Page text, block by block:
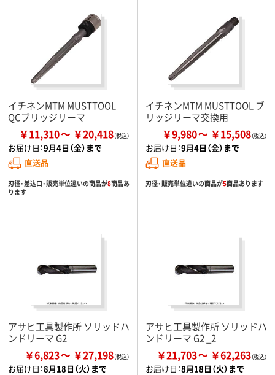
イチネンMTM MUSTTOOL
QCブリッジリーマ
￥11,310 ￥20,418
お届け日：9月4日（金）まで
直送品
刃径・差込口・販売単位違いの商品が8商品あ
ります
イチネンMTM MUSTTOOL ブ
リッジリーマ交換用
￥9,980 ￥15,508
お届け日：9月4日（金）まで
直送品
刃径・販売単位違いの商品が5商品あります
アサヒ工具製作所 ソリッドハ
ンドリーマ G2
￥6,823 ￥27,198
お届け日：8月18日（火）まで
アサヒ工具製作所 ソリッドハ
ンドリーマ G2 _2
￥21,703 ￥62,263
お届け日：8月18日（火）まで